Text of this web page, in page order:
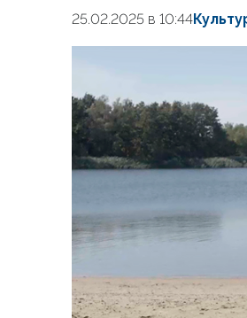
25.02.2025 в 10:44